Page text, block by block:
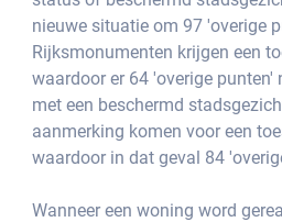
nieuwe situatie om 97 'overige
Rijksmonumenten krijgen een
waardoor er 64 'overige punten'
met een beschermd
aanmerking komen voor een
waardoor in dat geval 84
Wanneer een woning word